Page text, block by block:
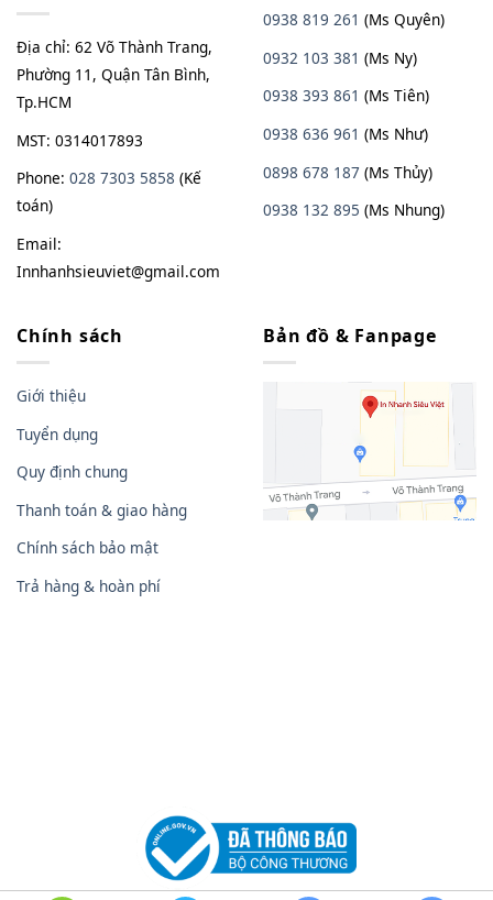
Địa chỉ: 62 Võ Thành Trang,
Phường 11, Quận Tân Bình,
Tp.HCM
MST: 0314017893
Phone: 028 7303 5858 (Kế
toán)
Email:
Innhanhsieuviet@gmail.com
0938 819 261 (Ms Quyên)
0932 103 381 (Ms Ny)
0938 393 861 (Ms Tiên)
0938 636 961 (Ms Như)
0898 678 187 (Ms Thủy)
0938 132 895 (Ms Nhung)
Chính sách
Giới thiệu
Tuyển dụng
Quy định chung
Thanh toán & giao hàng
Chính sách bảo mật
Trả hàng & hoàn phí
Bản đồ & Fanpage